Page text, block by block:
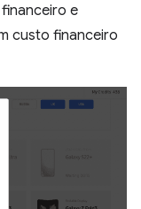
e
custo financeiro